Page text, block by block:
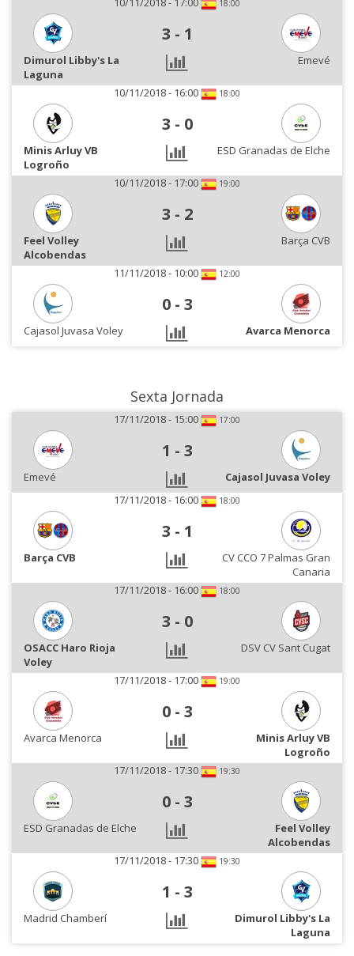
18:00
3 - 1
Dimurol Libby's La
Laguna
Emevé
10/11/2018 - 16:00 18:00
3 - 0
Minis Arluy VB
Logroño
ESD Granadas de Elche
10/11/2018 - 17:00 19:00
3 - 2
Feel Volley
Alcobendas
Barça CVB
11/11/2018 - 10:00 12:00
0 - 3
Cajasol Juvasa Voley Avarca Menorca
Sexta Jornada
17/11/2018 - 15:00 17:00
1 - 3
Emevé
Cajasol Juvasa Voley
17/11/2018 - 16:00
18:00
3 - 1
Barça CVB
CV CCO 7 Palmas Gran
Canaria
17/11/2018 - 16:00
18:00
3 - 0
OSACC Haro Rioja
Voley
DSV CV Sant Cugat
17/11/2018 - 17:00 19:00
0 - 3
Avarca Menorca
Minis Arluy VB
Logroño
17/11/2018 - 17:30
19:30
0 - 3
ESD Granadas de Elche
Feel Volley
Alcobendas
17/11/2018 - 17:30
19:30
1 - 3
Madrid Chamberí
Dimurol Libby's La
Laguna